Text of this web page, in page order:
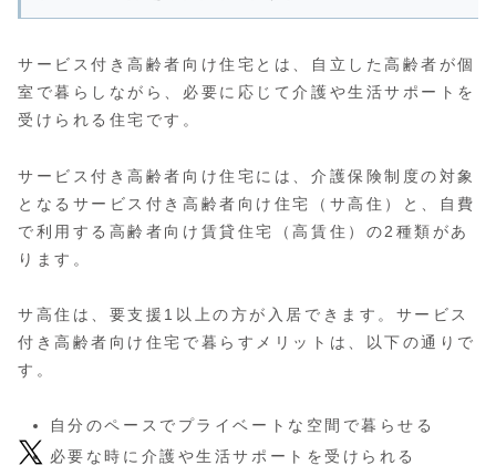
サービス付き高齢者向け住宅とは、自立した高齢者が個
室で暮らしながら、必要に応じて介護や生活サポートを
受けられる住宅です。
サービス付き高齢者向け住宅には、介護保険制度の対象
となるサービス付き高齢者向け住宅（サ高住）と、自費
で利用する高齢者向け賃貸住宅（高賃住）の2種類があ
ります。
サ高住は、要支援1以上の方が入居できます。サービス
付き高齢者向け住宅で暮らすメリットは、以下の通りで
す。
自分のペースでプライベートな空間で暮らせる
必要な時に介護や生活サポートを受けられる